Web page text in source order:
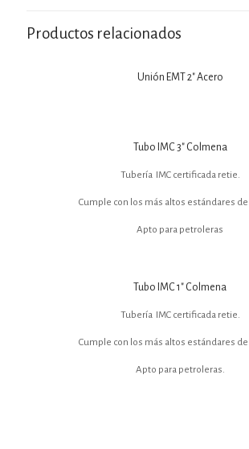
Productos relacionados
Unión EMT 2″ Acero
Tubo IMC 3″ Colmena
Tubería IMC certificada retie.
Cumple con los más altos estándares de
Apto para petroleras
Tubo IMC 1″ Colmena
Tubería IMC certificada retie.
Cumple con los más altos estándares de
Apto para petroleras.